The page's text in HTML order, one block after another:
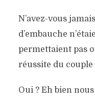
N’avez-vous
d’embauche
permettaient pas
réussite du
Oui ? Eh bien